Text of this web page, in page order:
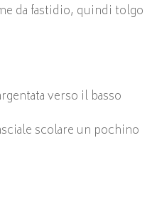
da fastidio, quindi tolgo
verso il basso
scolare un pochino